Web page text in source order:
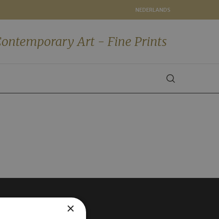
NEDERLANDS
Art - Fine Prints
×